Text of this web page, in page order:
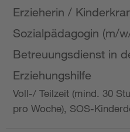
Erzieherin /
Sozialpädagogin (m/
Betreuungsdienst in
Erziehungshilfe
Voll-/ Teilzeit (mind. 30
pro Woche), SOS-